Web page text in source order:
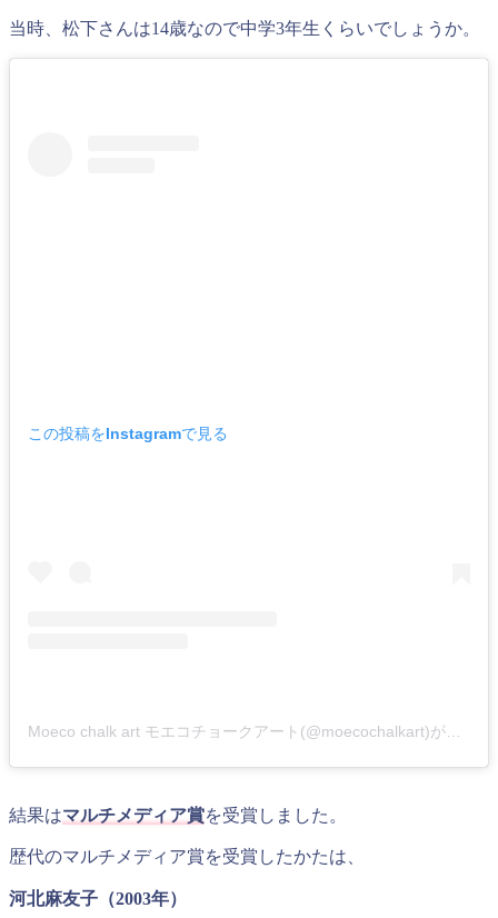
当時、松下さんは14歳なので中学3年生くらいでしょうか。
この投稿をInstagramで見る
結果はマルチメディア賞を受賞しました。
歴代のマルチメディア賞を受賞したかたは、
河北麻友子（2003年）